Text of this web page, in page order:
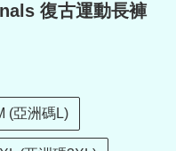
復古運動長褲
(亞洲碼L)